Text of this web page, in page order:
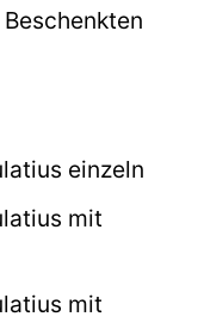
einzeln
mit
mit